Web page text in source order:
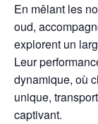
En mêlant les
oud,
explorent un
Leur
dynamique, où
unique,
captivant.